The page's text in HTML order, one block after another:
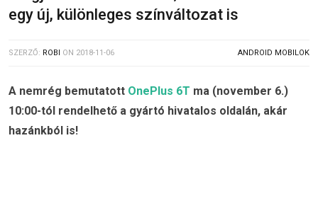
egy új, különleges színváltozat is
SZERZŐ: ROBI ON 2018-11-06 ANDROID MOBILOK
A nemrég bemutatott OnePlus 6T ma (november 6.)
10:00-tól rendelhető a gyártó hivatalos oldalán, akár
hazánkból is!